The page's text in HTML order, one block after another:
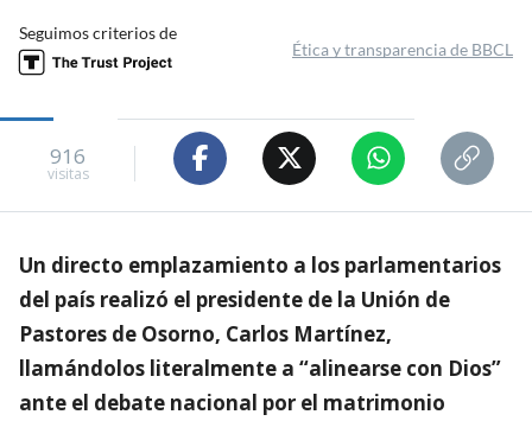
Seguimos criterios de
Ética y transparencia de BBCL
916
visitas
Un directo emplazamiento a los parlamentarios
del país realizó el presidente de la Unión de
Pastores de Osorno, Carlos Martínez,
llamándolos literalmente a “alinearse con Dios”
ante el debate nacional por el matrimonio